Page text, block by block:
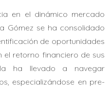
varía dependiendo del
alrededor de 25 millas.
disfrutar de las
la paz y el ambiente
Manors.
en el dinámico mercado
Gómez se ha consolidado
de oportunidades
el retorno financiero de sus
ha llevado a navegar
especializándose en pre-